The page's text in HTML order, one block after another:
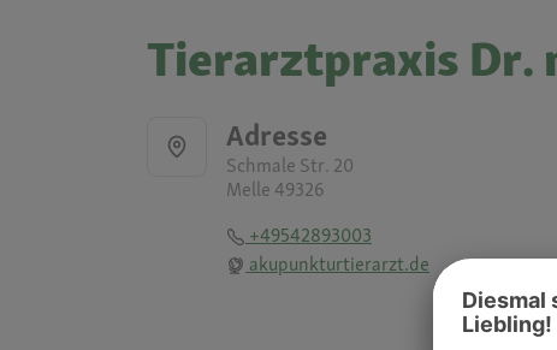
Tierarztpraxis Dr.
Adresse
Schmale Str. 20
Melle 49326
+49542893003
akupunkturtierarzt.de